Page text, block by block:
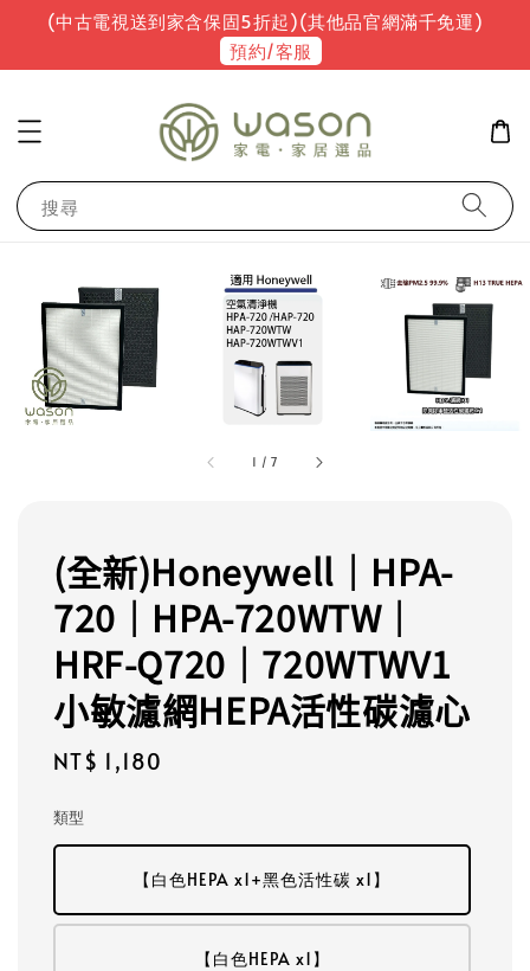
(中古電視送到家含保固5折起)(其他品官網滿千免運)
預約/客服
搜尋
1 /7
(全新)Honeywell｜HPA-
720｜HPA-720WTW｜
HRF-Q720｜720WTWV1
小敏濾網HEPA活性碳濾心
Regular
NT$ 1,180
類型
【白色HEPA x1+黑色活性碳 x1】
【白色HEPA x1】